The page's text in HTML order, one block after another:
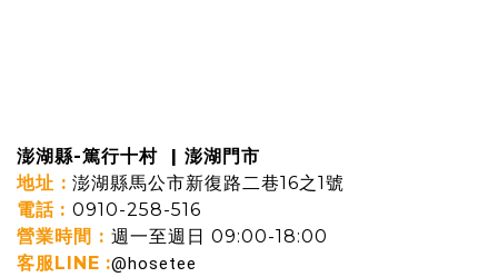
澎湖縣-篤行十村 | 澎湖門市
地址 : 澎湖縣馬公市新復路二巷16之1號
電話 : 0910-258-516
營業時間 : 週一至週日 09:00-18:00
客服LINE :@hosetee